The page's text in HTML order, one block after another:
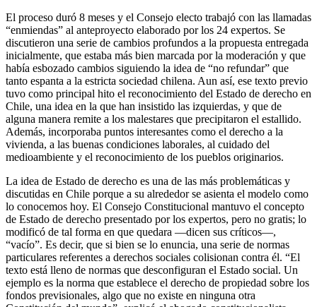
El proceso duró 8 meses y el Consejo electo trabajó con las llamadas
“enmiendas” al anteproyecto elaborado por los 24 expertos. Se
discutieron una serie de cambios profundos a la propuesta entregada
inicialmente, que estaba más bien marcada por la moderación y que
había esbozado cambios siguiendo la idea de “no refundar” que
tanto espanta a la estricta sociedad chilena. Aun así, ese texto previo
tuvo como principal hito el reconocimiento del Estado de derecho en
Chile, una idea en la que han insistido las izquierdas, y que de
alguna manera remite a los malestares que precipitaron el estallido.
Además, incorporaba puntos interesantes como el derecho a la
vivienda, a las buenas condiciones laborales, al cuidado del
medioambiente y el reconocimiento de los pueblos originarios.
La idea de Estado de derecho es una de las más problemáticas y
discutidas en Chile porque a su alrededor se asienta el modelo como
lo conocemos hoy. El Consejo Constitucional mantuvo el concepto
de Estado de derecho presentado por los expertos, pero no gratis; lo
modificó de tal forma en que quedara —dicen sus críticos—,
“vacío”. Es decir, que si bien se lo enuncia, una serie de normas
particulares referentes a derechos sociales colisionan contra él. “El
texto está lleno de normas que desconfiguran el Estado social. Un
ejemplo es la norma que establece el derecho de propiedad sobre los
fondos previsionales, algo que no existe en ninguna otra